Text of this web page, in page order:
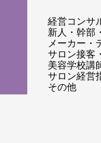
経営コンサ
新人・幹部
メーカー・
サロン接客
美容学校講
サロン経営
その他